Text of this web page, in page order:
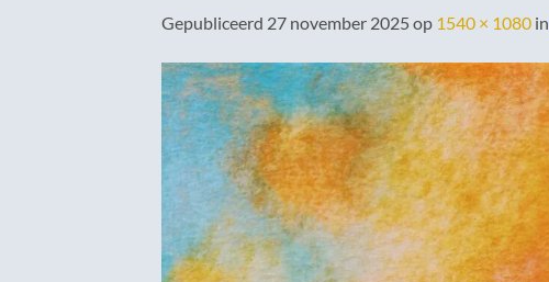
Gepubliceerd 27 november 2025 op 1540 × 1080 in